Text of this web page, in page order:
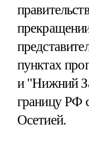
пунктах
и "Нижний
границу РФ
Осетией.